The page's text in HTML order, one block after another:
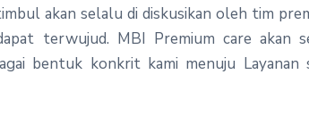
akan selalu di diskusikan oleh tim
terwujud. MBI Premium care akan
bentuk konkrit kami menuju